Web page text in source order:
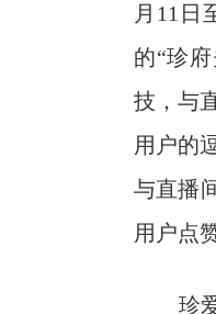
月11日
的“珍
技，与
用户的
与直播
用户点
珍爱